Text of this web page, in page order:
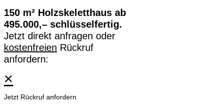
150 m² Holzskeletthaus ab
495.000,– schlüsselfertig.
Jetzt direkt anfragen oder
kostenfreien Rückruf
anfordern:
×
Jetzt Rückruf anfordern